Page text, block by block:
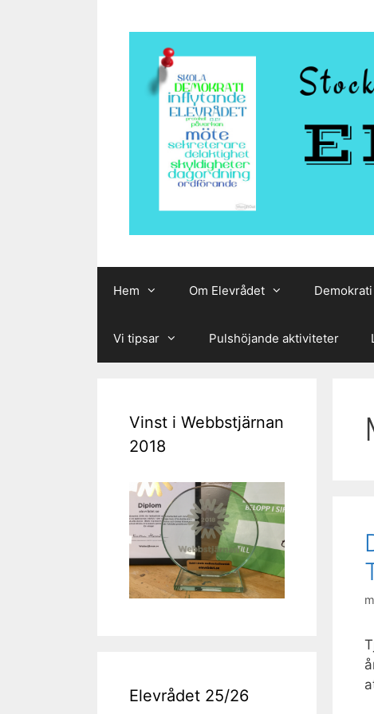
Hem Om Elevrådet Demokrati
Vi tipsar Pulshöjande aktiviteter
Vinst i Webbstjärnan
2018
Elevrådet 25/26